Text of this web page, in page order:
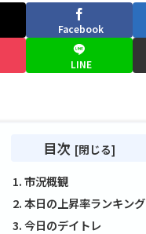
Facebook
LINE
目次
市況概観
本日の上昇率ランキング
今日のデイトレ